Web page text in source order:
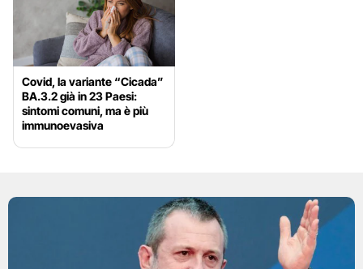
Covid, la variante “Cicada”
BA.3.2 già in 23 Paesi:
sintomi comuni, ma è più
immunoevasiva